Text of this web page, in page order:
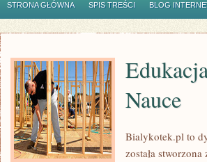
STRONA GŁÓWNA SPIS TREŚCI BLOG
Nauce
Bialykotek.pl to
została